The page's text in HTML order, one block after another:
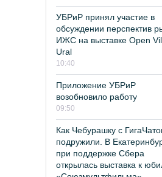
УБРиР принял участие в
обсуждении перспектив
ИЖС на выставке Open
Ural
10:40
Приложение УБРиР
возобновило работу
09:50
Как Чебурашку с
подружили. В
при поддержке Сбера
открылась выставка к